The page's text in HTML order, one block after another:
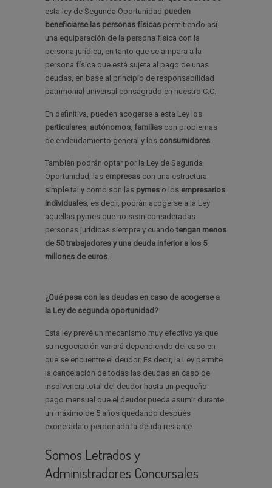
esta ley de Segunda Oportunidad pueden
beneficiarse las personas físicas permitiendo así
una equiparación de la persona física con la
persona jurídica, en tanto que se ampara a la
persona física que está sujeta al pago de unas
deudas, en base al principio de responsabilidad
patrimonial universal consagrado en nuestro C.C.
En definitiva, pueden acogerse a esta Ley los
particulares, autónomos, familias con problemas
de endeudamiento general y los consumidores.
También podrán optar por la Ley de Segunda
Oportunidad, las empresas con una estructura
simple tal y como son las pymes o los empresarios
individuales, es decir, podrán acogerse a la Ley
aquellas pymes que no sean consideradas
personas jurídicas siempre y cuandotengan menos
de 50 trabajadores y una deuda inferior a los 5
millones de euros.
¿Qué pasa con las deudas en caso de acogerse a
la Ley de segunda oportunidad?
Esta ley prevé un mecanismo muy efectivo ya que
su negociación variará dependiendo del caso en
que se encuentre el deudor. Es decir, la Ley permite
la cancelación de todas las deudas en caso de
insolvencia total del deudor hasta un pequeño
pago mensual que el deudor pueda asumir durante
un máximo de 5 años quedando después
exonerada o perdonada la deuda restante.
Somos Letrados y
Administradores Concursales